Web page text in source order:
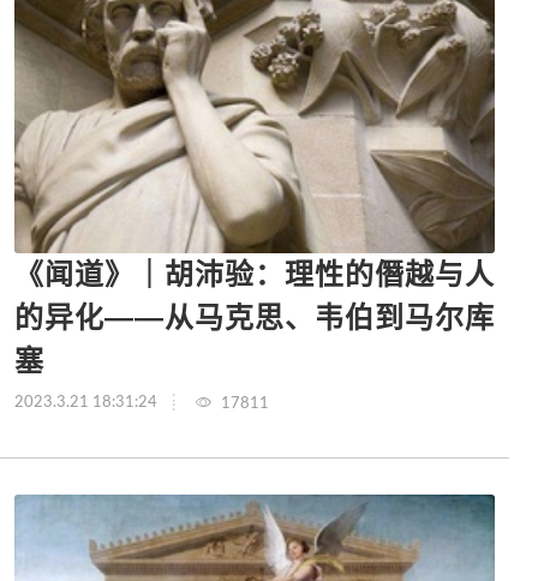
《闻道》｜胡沛验：理性的僭越与人
的异化——从马克思、韦伯到马尔库
塞
2023.3.21 18:31:24 17811